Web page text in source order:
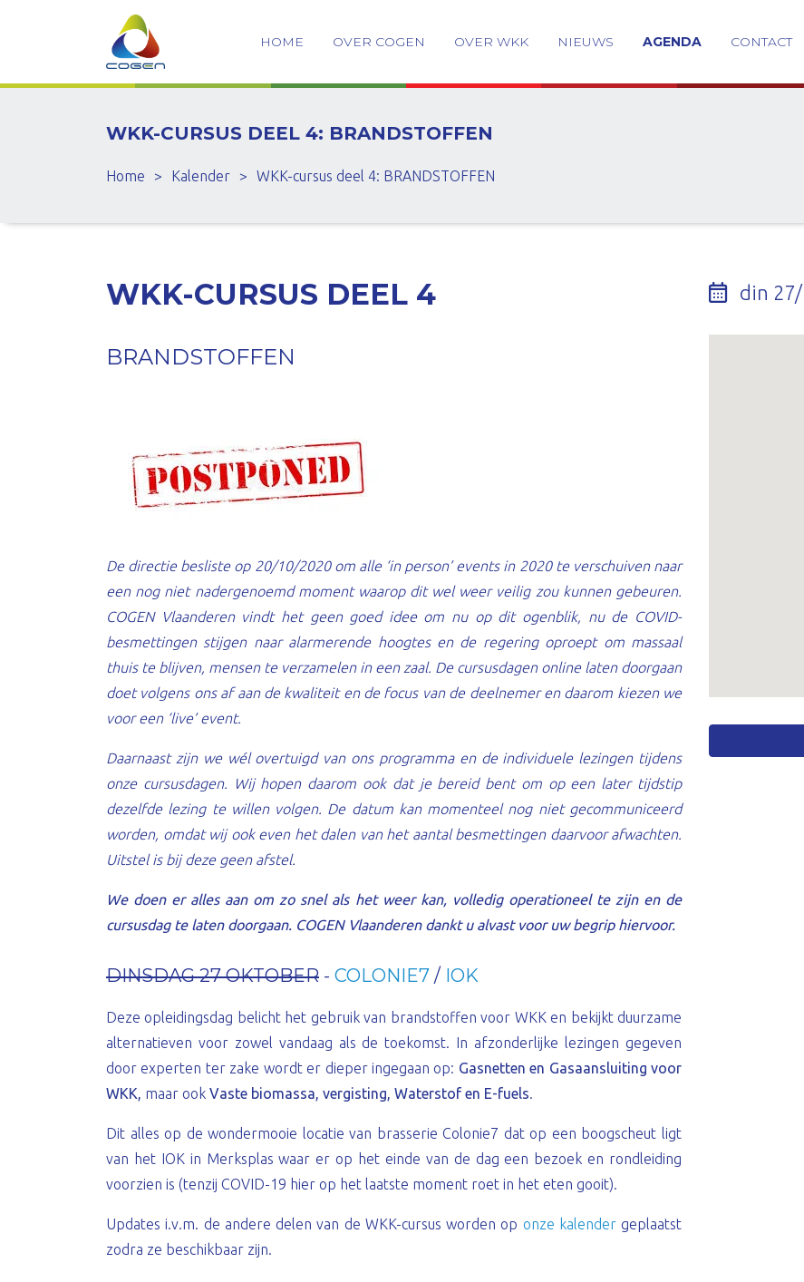
HOME OVER COGEN OVER WKK NIEUWS AGENDA CONTACT
WKK-CURSUS DEEL 4: BRANDSTOFFEN
Home > Kalender > WKK-cursus deel 4: BRANDSTOFFEN
WKK-CURSUS DEEL 4
BRANDSTOFFEN
De directie besliste op 20/10/2020 om alle ‘in person’ events in 2020 te verschuiven naar
een nog niet nadergenoemd moment waarop dit wel weer veilig zou kunnen gebeuren.
COGEN Vlaanderen vindt het geen goed idee om nu op dit ogenblik, nu de COVID-
besmettingen stijgen naar alarmerende hoogtes en de regering oproept om massaal
thuis te blijven, mensen te verzamelen in een zaal. De cursusdagen online laten doorgaan
doet volgens ons af aan de kwaliteit en de focus van de deelnemer en daarom kiezen we
voor een ‘live’ event.
Daarnaast zijn we wél overtuigd van ons programma en de individuele lezingen tijdens
onze cursusdagen. Wij hopen daarom ook dat je bereid bent om op een later tijdstip
dezelfde lezing te willen volgen. De datum kan momenteel nog niet gecommuniceerd
worden, omdat wij ook even het dalen van het aantal besmettingen daarvoor afwachten.
Uitstel is bij deze geen afstel.
We doen er alles aan om zo snel als het weer kan, volledig operationeel te zijn en de
cursusdag te laten doorgaan. COGEN Vlaanderen dankt u alvast voor uw begrip hiervoor.
DINSDAG 27 OKTOBER - COLONIE7 / IOK
Deze opleidingsdag belicht het gebruik van brandstoffen voor WKK en bekijkt duurzame
alternatieven voor zowel vandaag als de toekomst. In afzonderlijke lezingen gegeven
door experten ter zake wordt er dieper ingegaan op: Gasnetten en Gasaansluiting voor
WKK, maar ook Vaste biomassa, vergisting, Waterstof en E-fuels.
Dit alles op de wondermooie locatie van brasserie Colonie7 dat op een boogscheut ligt
van het IOK in Merksplas waar er op het einde van de dag een bezoek en rondleiding
voorzien is (tenzij COVID-19 hier op het laatste moment roet in het eten gooit).
Updates i.v.m. de andere delen van de WKK-cursus worden op onze kalender geplaatst
zodra ze beschikbaar zijn.
din